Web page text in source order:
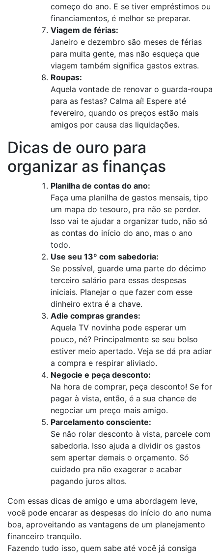
começo do ano. E se tiver empréstimos ou
financiamentos, é melhor se preparar.
Viagem de férias:
Janeiro e dezembro são meses de férias
para muita gente, mas não esqueça que
viagem também significa gastos extras.
Roupas:
Aquela vontade de renovar o guarda-roupa
para as festas? Calma aí! Espere até
fevereiro, quando os preços estão mais
amigos por causa das liquidações.
Dicas de ouro para
organizar as finanças
Planilha de contas do ano:
Faça uma planilha de gastos mensais, tipo
um mapa do tesouro, pra não se perder.
Isso vai te ajudar a organizar tudo, não só
as contas do início do ano, mas o ano
todo.
Use seu 13º com sabedoria:
Se possível, guarde uma parte do décimo
terceiro salário para essas despesas
iniciais. Planejar o que fazer com esse
dinheiro extra é a chave.
Adie compras grandes:
Aquela TV novinha pode esperar um
pouco, né? Principalmente se seu bolso
estiver meio apertado. Veja se dá pra adiar
a compra e respirar aliviado.
Negocie e peça desconto:
Na hora de comprar, peça desconto! Se for
pagar à vista, então, é a sua chance de
negociar um preço mais amigo.
Parcelamento consciente:
Se não rolar desconto à vista, parcele com
sabedoria. Isso ajuda a dividir os gastos
sem apertar demais o orçamento. Só
cuidado pra não exagerar e acabar
pagando juros altos.
Com essas dicas de amigo e uma abordagem leve,
você pode encarar as despesas do início do ano numa
boa, aproveitando as vantagens de um planejamento
financeiro tranquilo.
Fazendo tudo isso, quem sabe até você já consiga